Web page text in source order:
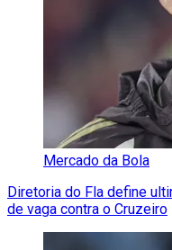
Mercado da Bola
Diretoria do Fla define
de vaga contra o Cruzeiro